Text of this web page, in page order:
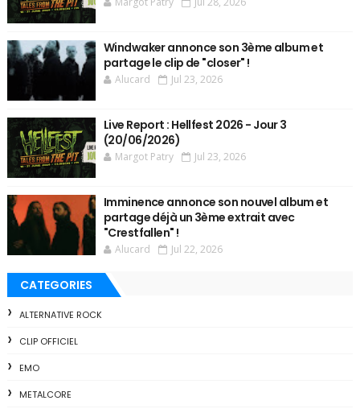
Windwaker annonce son 3ème album et
partage le clip de "closer" !
Alucard Jul 23, 2026
Live Report : Hellfest 2026 - Jour 3
(20/06/2026)
Margot Patry Jul 23, 2026
Imminence annonce son nouvel album et
partage déjà un 3ème extrait avec
"Crestfallen" !
Alucard Jul 22, 2026
CATEGORIES
ALTERNATIVE ROCK
CLIP OFFICIEL
EMO
METALCORE